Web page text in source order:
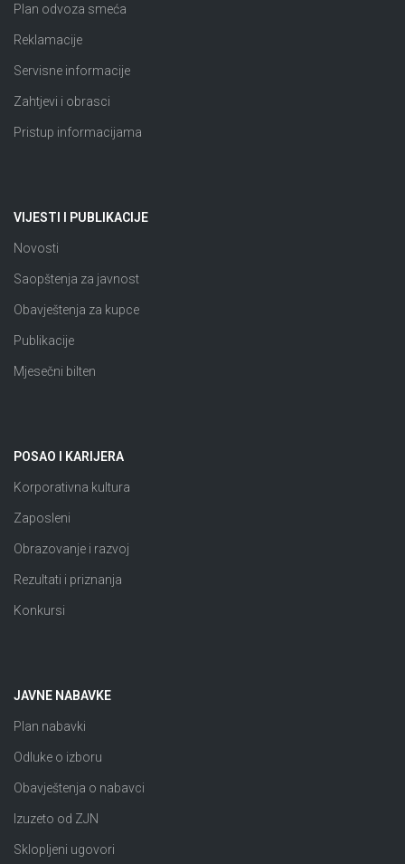
Plan odvoza smeća
Reklamacije
Servisne informacije
Zahtjevi i obrasci
Pristup informacijama
VIJESTI I PUBLIKACIJE
Novosti
Saopštenja za javnost
Obavještenja za kupce
Publikacije
Mjesečni bilten
POSAO I KARIJERA
Korporativna kultura
Zaposleni
Obrazovanje i razvoj
Rezultati i priznanja
Konkursi
JAVNE NABAVKE
Plan nabavki
Odluke o izboru
Obavještenja o nabavci
Izuzeto od ZJN
Sklopljeni ugovori